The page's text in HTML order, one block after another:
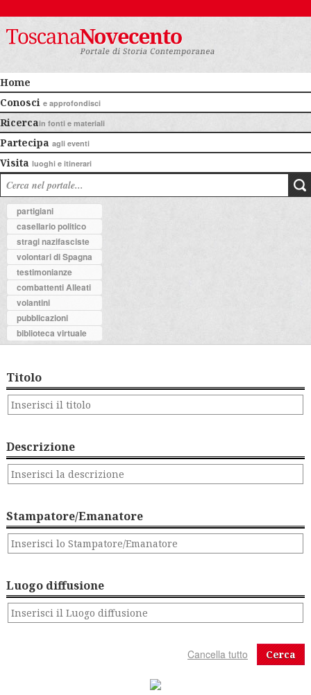
Home
Conosci e approfondisci
Ricercain fonti e materiali
Partecipa agli eventi
Visita luoghi e itinerari
partigiani
casellario politico
stragi nazifasciste
volontari di Spagna
testimonianze
combattenti Alleati
volantini
pubblicazioni
biblioteca virtuale
Titolo
Descrizione
Stampatore/Emanatore
Luogo diffusione
Cerca